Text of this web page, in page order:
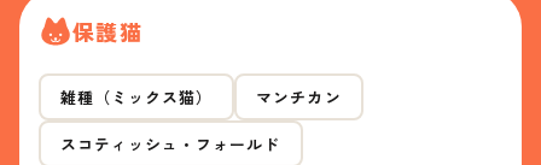
保護猫
雑種（ミックス猫） マンチカン
スコティッシュ・フォールド